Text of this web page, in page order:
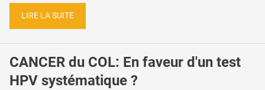
LIRE LA SUITE
CANCER du COL: En faveur d'un test
HPV systématique ?